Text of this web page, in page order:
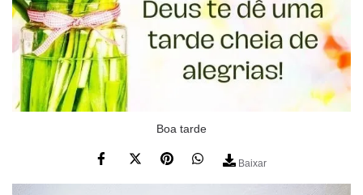
Boa tarde
Baixar